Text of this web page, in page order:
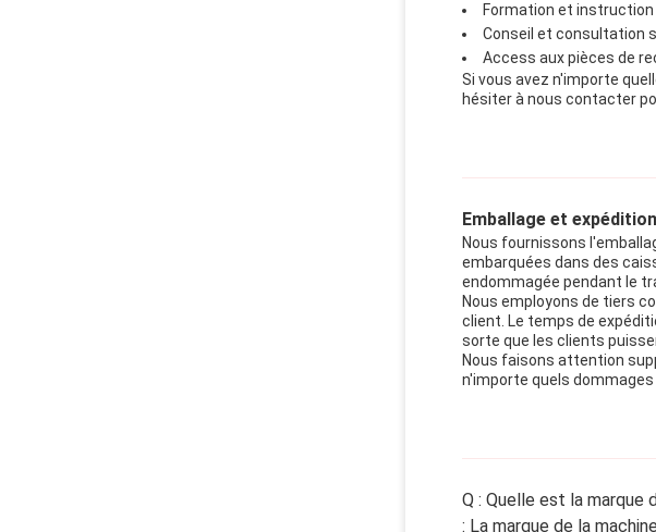
Formation et
Conseil et consultation
Access aux pièces de
Si vous avez n'importe
hésiter à nous contacter
Emballage et
Nous fournissons
embarquées dans des
endommagée pendant le
Nous employons de tiers
client. Le temps de
sorte que les clients
Nous faisons attention
n'importe quels
Q : Quelle est la marque
: La marque de la